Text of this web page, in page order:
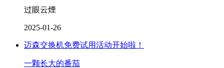
过眼云煙
2025-01-26
迈森交换机免费试用活动开始啦！
一颗长大的番茄